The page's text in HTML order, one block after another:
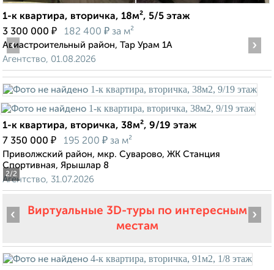
1-к квартира, вторичка, 18м², 5/5 этаж
3 300 000 ₽ 182 400 ₽ за м²
Авиастроительный район, Тар Урам 1А
Агентство, 01.08.2026
2/2
‹ ›
1-к квартира, вторичка, 38м², 9/19 этаж
7 350 000 ₽ 195 200 ₽ за м²
Приволжский район, мкр. Суварово, ЖК Станция
Спортивная, Ярышлар 8
Агентство, 31.07.2026
Виртуальные 3D-туры по интересным
местам
‹ ›